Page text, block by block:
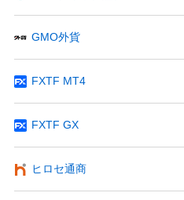
GMO外貨
FXTF MT4
FXTF GX
ヒロセ通商